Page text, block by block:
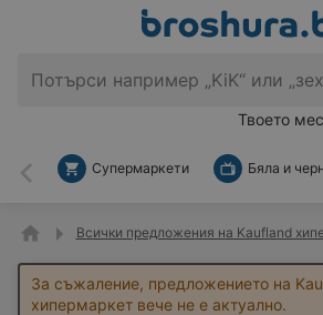
Твоето
Назад
Супермаркети Бяла и
Всички предложения на Kaufland
За съжаление, предложението на
хипермаркет вече не е актуално.